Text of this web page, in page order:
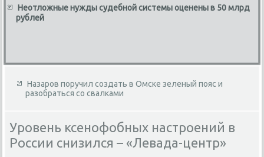
Неотложные нужды судебной системы оценены в 50 млрд
рублей
Назаров поручил создать в Омске зеленый пояс и
разобраться со свалками
Уровень ксенофобных настроений в
России снизился – «Левада-центр»